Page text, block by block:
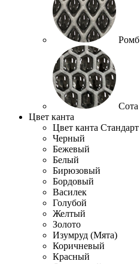
Ромб
Сота
Цвет канта
Цвет канта Стандарт
Черный
Бежевый
Белый
Бирюзовый
Бордовый
Василек
Голубой
Желтый
Золото
Изумруд (Мята)
Коричневый
Красный